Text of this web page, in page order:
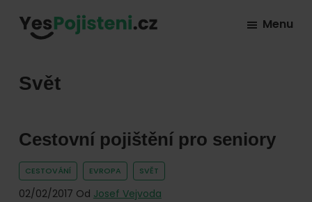
navigation
content
všech
pojištění
od
hlavních
pojišťoven
Menu
Svět
Cestovní pojištění pro seniory
CESTOVÁNÍ EVROPA SVĚT
02/02/2017 Od Josef Vejvoda